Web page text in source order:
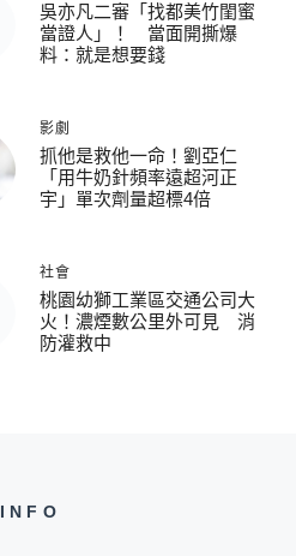
吳亦凡二審「找都美竹閨蜜
當證人」！ 當面開撕爆
料：就是想要錢
影劇
抓他是救他一命！劉亞仁
「用牛奶針頻率遠超河正
宇」單次劑量超標4倍
社會
桃園幼獅工業區交通公司大
火！濃煙數公里外可見 消
防灌救中
INFO